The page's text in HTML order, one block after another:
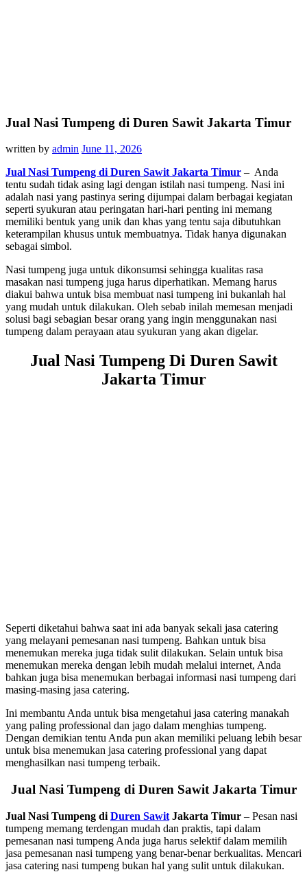
Jual Nasi Tumpeng di Duren Sawit Jakarta Timur
written by admin June 11, 2026
Jual Nasi Tumpeng di Duren Sawit Jakarta Timur – Anda
tentu sudah tidak asing lagi dengan istilah nasi tumpeng. Nasi ini
adalah nasi yang pastinya sering dijumpai dalam berbagai kegiatan
seperti syukuran atau peringatan hari-hari penting ini memang
memiliki bentuk yang unik dan khas yang tentu saja dibutuhkan
keterampilan khusus untuk membuatnya. Tidak hanya digunakan
sebagai simbol.
Nasi tumpeng juga untuk dikonsumsi sehingga kualitas rasa
masakan nasi tumpeng juga harus diperhatikan. Memang harus
diakui bahwa untuk bisa membuat nasi tumpeng ini bukanlah hal
yang mudah untuk dilakukan. Oleh sebab inilah memesan menjadi
solusi bagi sebagian besar orang yang ingin menggunakan nasi
tumpeng dalam perayaan atau syukuran yang akan digelar.
Jual Nasi Tumpeng Di Duren Sawit
Jakarta Timur
Seperti diketahui bahwa saat ini ada banyak sekali jasa catering
yang melayani pemesanan nasi tumpeng. Bahkan untuk bisa
menemukan mereka juga tidak sulit dilakukan. Selain untuk bisa
menemukan mereka dengan lebih mudah melalui internet, Anda
bahkan juga bisa menemukan berbagai informasi nasi tumpeng dari
masing-masing jasa catering.
Ini membantu Anda untuk bisa mengetahui jasa catering manakah
yang paling professional dan jago dalam menghias tumpeng.
Dengan demikian tentu Anda pun akan memiliki peluang lebih besar
untuk bisa menemukan jasa catering professional yang dapat
menghasilkan nasi tumpeng terbaik.
Jual Nasi Tumpeng di Duren Sawit Jakarta Timur
Jual Nasi Tumpeng di Duren Sawit Jakarta Timur – Pesan nasi
tumpeng memang terdengan mudah dan praktis, tapi dalam
pemesanan nasi tumpeng Anda juga harus selektif dalam memilih
jasa pemesanan nasi tumpeng yang benar-benar berkualitas. Mencari
jasa catering nasi tumpeng bukan hal yang sulit untuk dilakukan.